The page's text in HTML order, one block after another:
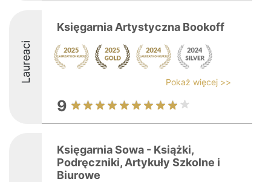
Laureaci
Księgarnia Artystyczna Bookoff
Pokaż więcej >>
9
Księgarnia Sowa - Książki,
Podręczniki, Artykuły Szkolne i
Biurowe